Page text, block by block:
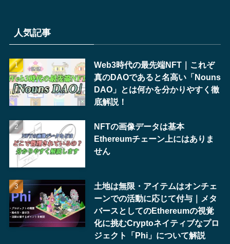
人気記事
Web3時代の最先端NFT｜これぞ
真のDAOであると名高い「Nouns
DAO」とは何かを分かりやすく徹
底解説！
NFTの画像データは基本
Ethereumチェーン上にはありま
せん
土地は無限・アイテムはオンチェ
ーンでの活動に応じて付与｜メタ
バースとしてのEthereumの視覚
化に挑むCryptoネイティブなプロ
ジェクト「Phi」について解説